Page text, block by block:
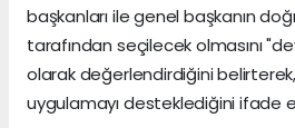
başkanları ile genel başkanın
tarafından seçilecek olmasını
olarak değerlendirdiğini
uygulamayı desteklediğini ifade